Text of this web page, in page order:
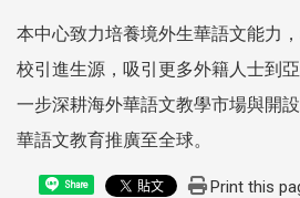
本中心致力培養境外生華語文能力
校引進生源，吸引更多外籍人士到
一步深耕海外華語文教學市場與開
華語文教育推廣至全球。
Share Print this